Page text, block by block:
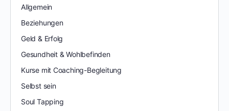
Allgemein
Beziehungen
Geld & Erfolg
Gesundheit & Wohlbefinden
Kurse mit Coaching-Begleitung
Selbst sein
Soul Tapping